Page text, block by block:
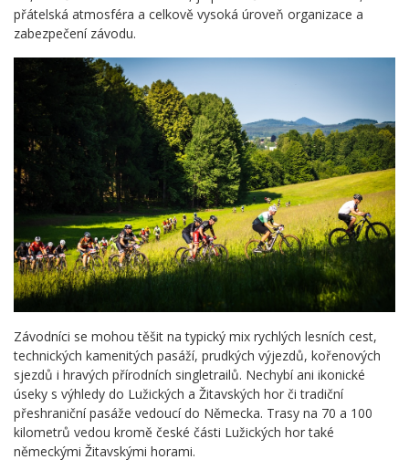
přátelská atmosféra a celkově vysoká úroveň organizace a
zabezpečení závodu.
Závodníci se mohou těšit na typický mix rychlých lesních cest,
technických kamenitých pasáží, prudkých výjezdů, kořenových
sjezdů i hravých přírodních singletrailů. Nechybí ani ikonické
úseky s výhledy do Lužických a Žitavských hor či tradiční
přeshraniční pasáže vedoucí do Německa. Trasy na 70 a 100
kilometrů vedou kromě české části Lužických hor také
německými Žitavskými horami.